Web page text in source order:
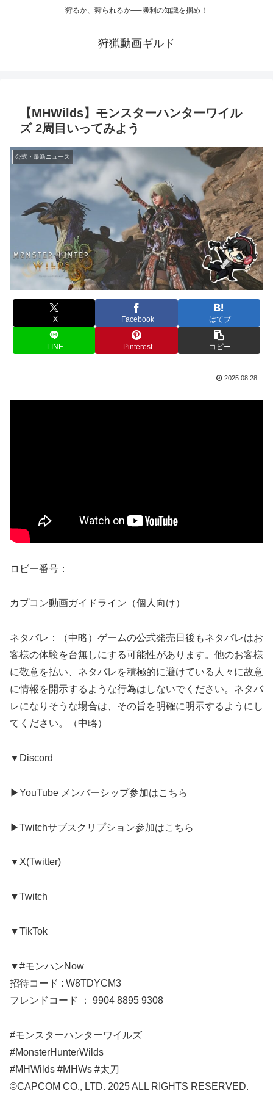
狩るか、狩られるか──勝利の知識を掴め！
狩猟動画ギルド
【MHWilds】モンスターハンターワイル
ズ 2周目いってみよう
公式・最新ニュース
X Facebook はてブ
LINE Pinterest コピー
2025.08.28
ロビー番号：
カプコン動画ガイドライン（個人向け）
ネタバレ：（中略）ゲームの公式発売日後もネタバレはお
客様の体験を台無しにする可能性があります。他のお客様
に敬意を払い、ネタバレを積極的に避けている人々に故意
に情報を開示するような行為はしないでください。ネタバ
レになりそうな場合は、その旨を明確に明示するようにし
てください。（中略）
▼Discord
▶︎YouTube メンバーシップ参加はこちら
▶︎Twitchサブスクリプション参加はこちら
▼X(Twitter)
▼Twitch
▼TikTok
▼#モンハンNow
招待コード : W8TDYCM3
フレンドコード ： 9904 8895 9308
#モンスターハンターワイルズ
#MonsterHunterWilds
#MHWilds #MHWs #太刀
©CAPCOM CO., LTD. 2025 ALL RIGHTS RESERVED.